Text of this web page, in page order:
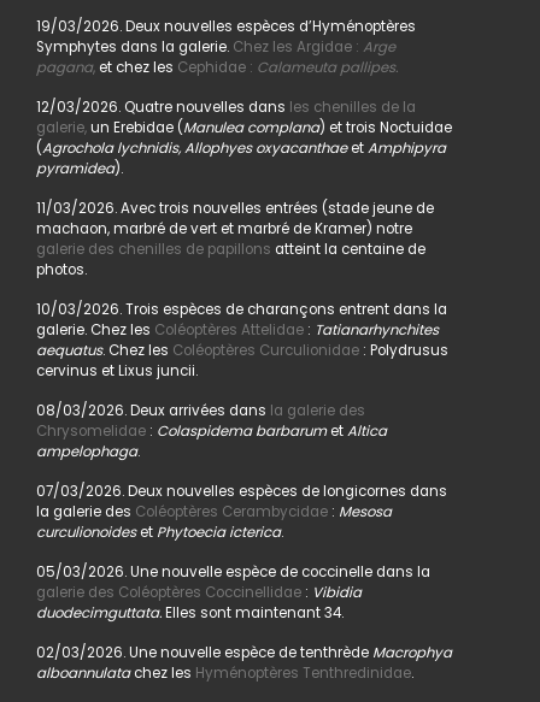
19/03/2026. Deux nouvelles espèces d’Hyménoptères
Symphytes dans la galerie. Chez les Argidae : Arge
pagana,et chez les Cephidae : Calameuta pallipes.
12/03/2026. Quatre nouvelles dans les chenilles de la
galerie,un Erebidae (Manulea complana) et trois Noctuidae
(Agrochola lychnidis, Allophyes oxyacanthaeetAmphipyra
pyramidea).
11/03/2026. Avec trois nouvelles entrées (stade jeune de
machaon, marbré de vert et marbré de Kramer) notre
galerie des chenilles de papillons atteint la centaine de
photos.
10/03/2026. Trois espèces de charançons entrent dans la
galerie. Chez les Coléoptères Attelidae: Tatianarhynchites
aequatus. Chez les Coléoptères Curculionidae: Polydrusus
cervinus et Lixus juncii.
08/03/2026. Deux arrivées dans la galerie des
Chrysomelidae: Colaspidema barbarumetAltica
ampelophaga.
07/03/2026. Deux nouvelles espèces de longicornes dans
la galerie des Coléoptères Cerambycidae: Mesosa
curculionoideset Phytoecia icterica.
05/03/2026. Une nouvelle espèce de coccinelle dans la
galerie des Coléoptères Coccinellidae: Vibidia
duodecimguttata.Elles sont maintenant 34.
02/03/2026. Une nouvelle espèce de tenthrède Macrophya
alboannulatachez les Hyménoptères Tenthredinidae.